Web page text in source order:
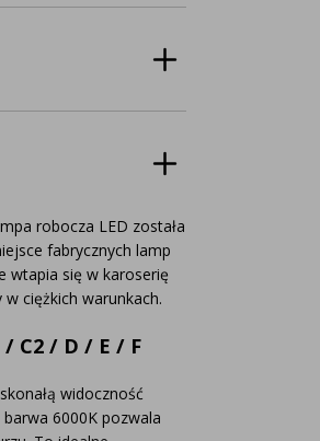
robocza LED została
fabrycznych lamp
wtapia się w karoserię
ciężkich warunkach.
C2 / D / E / F
widoczność
6000K pozwala